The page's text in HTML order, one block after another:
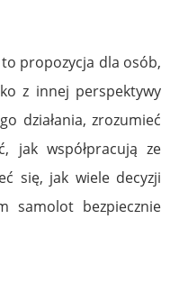
propozycja dla osób,
z innej perspektywy
działania, zrozumieć
jak współpracują ze
się, jak wiele decyzji
samolot bezpiecznie